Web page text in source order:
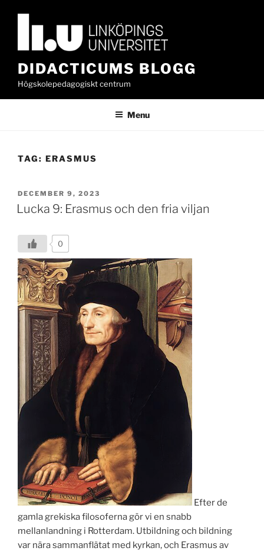
DIDACTICUMS BLOGG
Högskolepedagogiskt centrum
Menu
TAG: ERASMUS
POSTED
ON
DECEMBER 9, 2023
Lucka 9: Erasmus och den fria viljan
0
Efter de
gamla grekiska filosoferna gör vi en snabb
mellanlandning i Rotterdam. Utbildning och bildning
var nära sammanflätat med kyrkan, och Erasmus av